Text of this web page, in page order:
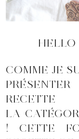
HELLO
COMME JE
LA
! CETTE